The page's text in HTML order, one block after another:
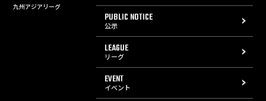
九州アジアリーグ
PUBLIC NOTICE
公示
LEAGUE
リーグ
EVENT
イベント